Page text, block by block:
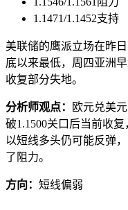
1.1471/1.1452支持
美联储的鹰派立场在昨
底以来最低，周四亚洲
收复部分失地。
分析师观点：
欧元兑美
破1.1500关口后当前收
以短线多头仍可能反弹
了阻力。
方向： 短线偏弱